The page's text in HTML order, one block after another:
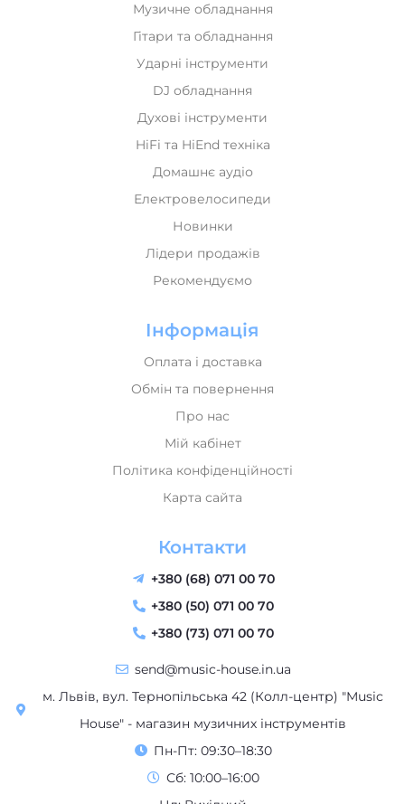
Музичне обладнання
Гітари та обладнання
Ударні інструменти
DJ обладнання
Духові інструменти
HiFi та HiEnd техніка
Домашнє аудіо
Електровелосипеди
Новинки
Лідери продажів
Рекомендуємо
Інформація
Оплата і доставка
Обмін та повернення
Про нас
Мій кабінет
Політика конфіденційності
Карта сайта
Контакти
+380 (68) 071 00 70
+380 (50) 071 00 70
+380 (73) 071 00 70
send@music-house.in.ua
м. Львів, вул. Тернопільська 42 (Колл-центр) "Music
House" - магазин музичних інструментів
Пн-Пт: 09:30–18:30
Сб: 10:00–16:00